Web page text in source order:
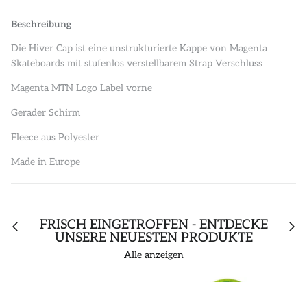
Beschreibung
Die Hiver Cap ist eine unstrukturierte Kappe von Magenta
Skateboards mit stufenlos verstellbarem Strap Verschluss
Magenta MTN Logo Label vorne
Gerader Schirm
Fleece aus Polyester
Made in Europe
FRISCH EINGETROFFEN - ENTDECKE
UNSERE NEUESTEN PRODUKTE
Alle anzeigen